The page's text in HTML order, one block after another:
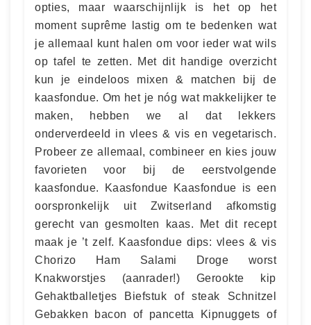
opties, maar waarschijnlijk is het op het
moment suprême lastig om te bedenken wat
je allemaal kunt halen om voor ieder wat wils
op tafel te zetten. Met dit handige overzicht
kun je eindeloos mixen & matchen bij de
kaasfondue. Om het je nóg wat makkelijker te
maken, hebben we al dat lekkers
onderverdeeld in vlees & vis en vegetarisch.
Probeer ze allemaal, combineer en kies jouw
favorieten voor bij de eerstvolgende
kaasfondue. Kaasfondue Kaasfondue is een
oorspronkelijk uit Zwitserland afkomstig
gerecht van gesmolten kaas. Met dit recept
maak je ’t zelf. Kaasfondue dips: vlees & vis
Chorizo Ham Salami Droge worst
Knakworstjes (aanrader!) Gerookte kip
Gehaktballetjes Biefstuk of steak Schnitzel
Gebakken bacon of pancetta Kipnuggets of